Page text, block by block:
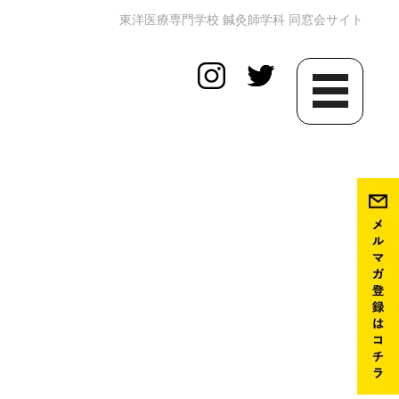
東洋医療専門学校 鍼灸師学科 同窓会サイト
toggle
navigation